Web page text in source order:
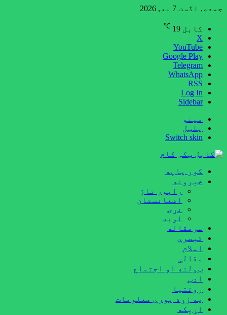
جمعه, اگست 7 مه, 2026
کابل 19
℃
X
YouTube
Google Play
Telegram
WhatsApp
RSS
Log In
Sidebar
مینو
پلټل
Switch skin
کور پاڼه
خبرونه
راپور تاژ
افغانستان
نړۍ
لوبه
سرمقاله
تبصرې
اسلام
مقالې
ټولنه او اجتماع
ادب
روغتيا
په زړه پورې معلومات
اړيکه